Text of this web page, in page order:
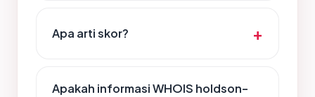
Apa arti skor?
Apakah informasi WHOIS holdson-